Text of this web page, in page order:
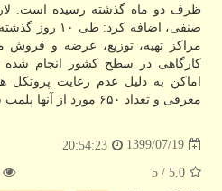
ظرف دو ماه گذشته رسیده است.
مراکز تهیه، توزیع، عرضه و فروش
اماکن به دلیل عدم رعایت پروتکل
معرفی و تعداد ۶۵۰ مورد از آنها پلمب شده اند.
1399/07/19
20:54:23
5.0
/ 5